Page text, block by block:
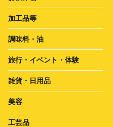
加工品等
調味料・油
旅行・イベント・体験
雑貨・日用品
美容
工芸品